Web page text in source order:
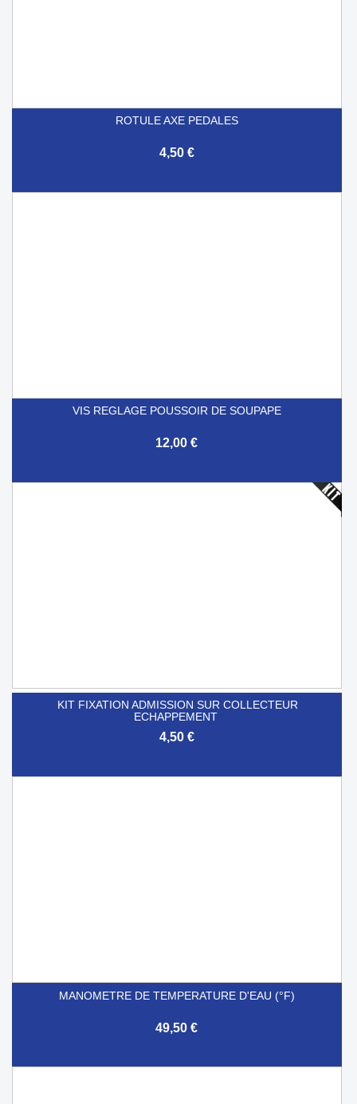
ROTULE AXE PEDALES
4,50 €
VIS REGLAGE POUSSOIR DE SOUPAPE
12,00 €
KIT FIXATION ADMISSION SUR COLLECTEUR
ECHAPPEMENT
4,50 €
MANOMETRE DE TEMPERATURE D'EAU (°F)
49,50 €